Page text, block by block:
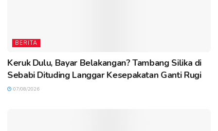
BERITA
Keruk Dulu, Bayar Belakangan? Tambang Silika di
Sebabi Dituding Langgar Kesepakatan Ganti Rugi
07/08/2026